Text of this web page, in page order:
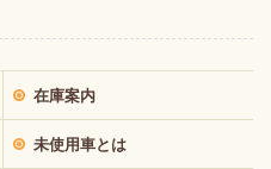
在庫案内
未使用車とは